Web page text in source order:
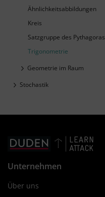
Ähnlichkeitsabbildungen
Kreis
Satzgruppe des Pythagoras
Trigonometrie
Geometrie im Raum
Stochastik
Unternehmen
Über uns